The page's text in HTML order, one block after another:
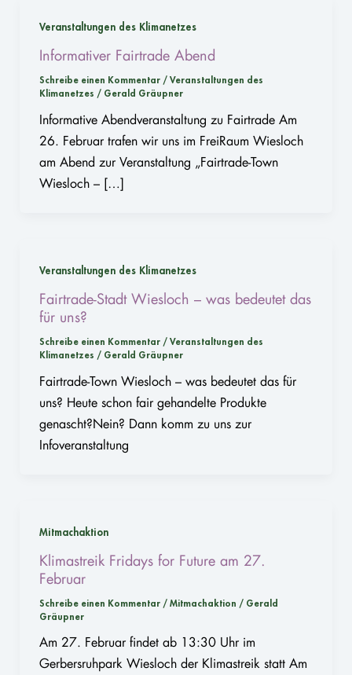
Veranstaltungen des Klimanetzes
Informativer Fairtrade Abend
Schreibe einen Kommentar / Veranstaltungen des
Klimanetzes / Gerald Gräupner
Informative Abendveranstaltung zu Fairtrade Am
26. Februar trafen wir uns im FreiRaum Wiesloch
am Abend zur Veranstaltung „Fairtrade-Town
Wiesloch – […]
Veranstaltungen des Klimanetzes
Fairtrade-Stadt Wiesloch – was bedeutet das
für uns?
Schreibe einen Kommentar / Veranstaltungen des
Klimanetzes / Gerald Gräupner
Fairtrade-Town Wiesloch – was bedeutet das für
uns? Heute schon fair gehandelte Produkte
genascht?Nein? Dann komm zu uns zur
Infoveranstaltung
Mitmachaktion
Klimastreik Fridays for Future am 27.
Februar
Schreibe einen Kommentar / Mitmachaktion / Gerald
Gräupner
Am 27. Februar findet ab 13:30 Uhr im
Gerbersruhpark Wiesloch der Klimastreik statt Am